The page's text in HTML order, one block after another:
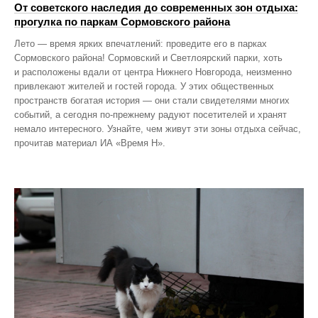
От советского наследия до современных зон отдыха:
прогулка по паркам Сормовского района
Лето — время ярких впечатлений: проведите его в парках
Сормовского района! Сормовский и Светлоярский парки, хоть
и расположены вдали от центра Нижнего Новгорода, неизменно
привлекают жителей и гостей города. У этих общественных
пространств богатая история — они стали свидетелями многих
событий, а сегодня по‑прежнему радуют посетителей и хранят
немало интересного. Узнайте, чем живут эти зоны отдыха сейчас,
прочитав материал ИА «Время Н».